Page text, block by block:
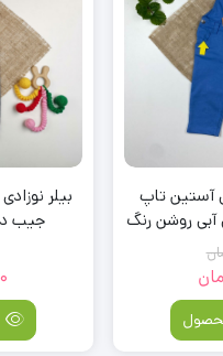
آستین تاپ
روشن رنگ
جیب